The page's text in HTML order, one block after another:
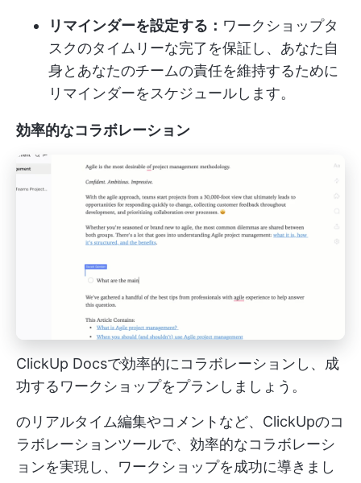
リマインダーを設定する： ワークショップタ
スクのタイムリーな完了を保証し、あなた自
身とあなたのチームの責任を維持するために
リマインダーをスケジュールします。
効率的なコラボレーション
ClickUp Docsで効率的にコラボレーションし、成
功するワークショップをプランしましょう。
のリアルタイム編集やコメントなど、ClickUpのコ
ラボレーションツールで、効率的なコラボレーシ
ョンを実現し、ワークショップを成功に導きまし